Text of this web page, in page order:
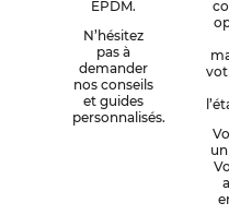
EPDM.
N’hésitez
pas à
demander
nos conseils
et guides
personnalisés.